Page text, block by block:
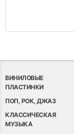
ВИНИЛОВЫЕ
ПЛАСТИНКИ
ПОП, РОК, ДЖАЗ
КЛАССИЧЕСКАЯ
МУЗЫКА